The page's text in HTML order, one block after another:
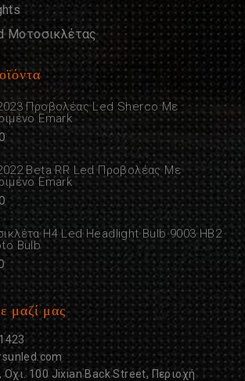
Μοτοσικλέτας
Προβολέας Led Sherco Με
Emark
Beta RR Led Προβολέας Με
Emark
H4 Led Headlight Bulb 9003 HB2
Bulb
μαζί μας
Οχι. 100 Jixian Back Street, Περιοχή